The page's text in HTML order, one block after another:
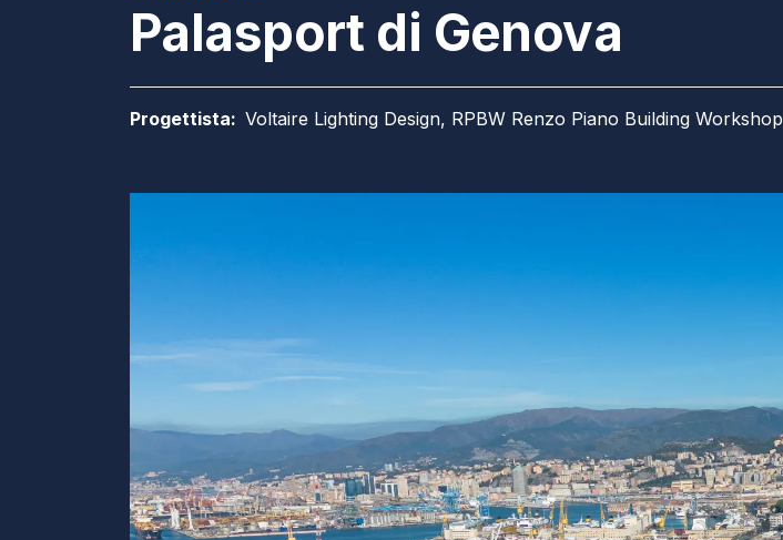
Palasport di Genova
Progettista: Voltaire Lighting Design, RPBW Renzo Piano Building Workshop